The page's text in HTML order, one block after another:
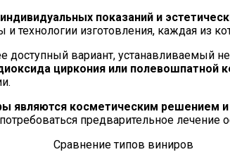
показаний и
технологии изготовления, каждая из
доступный вариант, устанавливаемый
циркония или полевошпатной
являются косметическим решением
предварительное лечение
Сравнение типов виниров